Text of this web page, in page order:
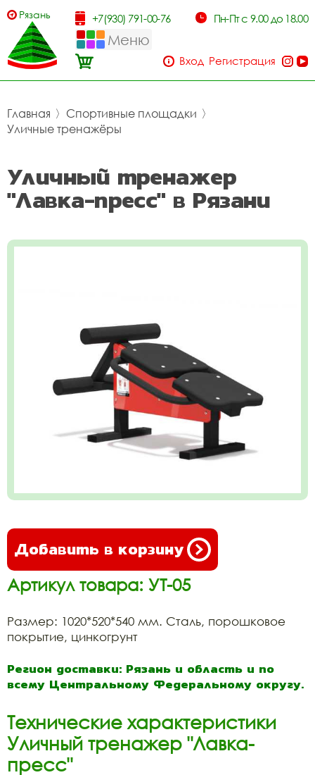
Рязань +7(930) 791-00-76 Пн-Пт с 9.00 до 18.00
Меню
Вход Регистрация
Главная 〉 Спортивные площадки 〉
Уличные тренажёры
Уличный тренажер
"Лавка-пресс" в Рязани
Добавить в корзину
Артикул товара: УТ-05
Размер: 1020*520*540 мм. Сталь, порошковое
покрытие, цинкогрунт
Регион доставки: Рязань и область и по
всему Центральному Федеральному округу.
Технические характеристики
Уличный тренажер "Лавка-
пресс"